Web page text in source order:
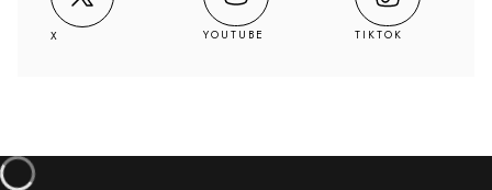
X YOUTUBE TIKTOK